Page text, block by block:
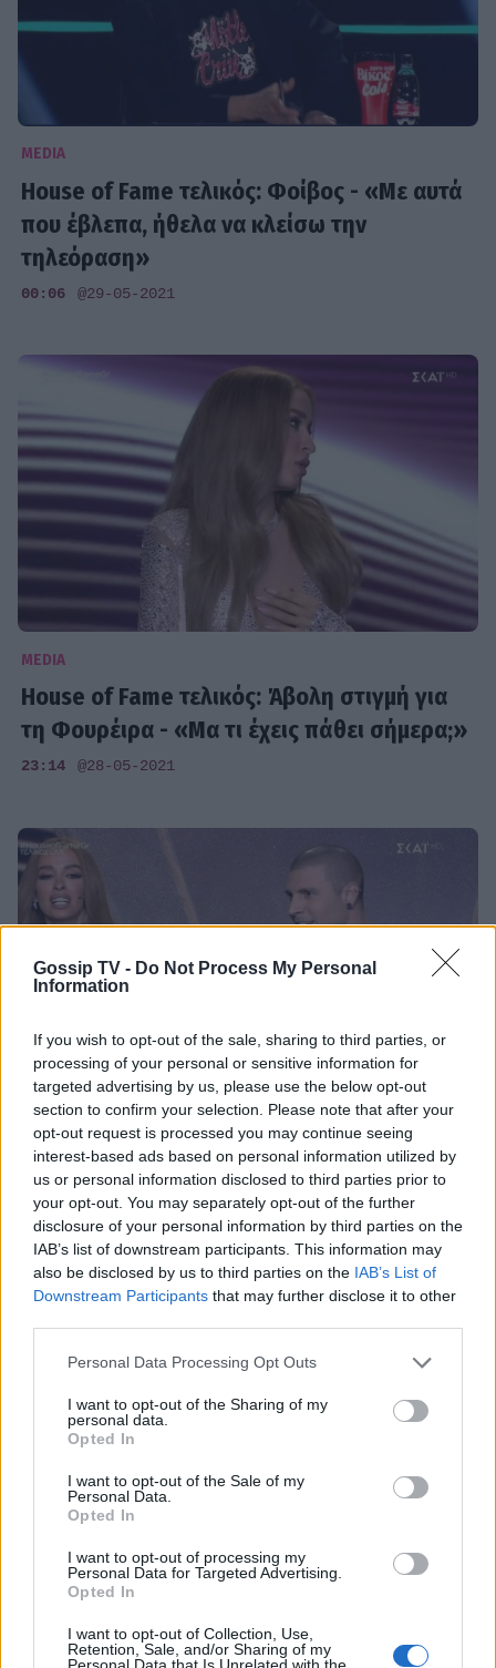
Gossip TV - Do Not Process My Personal
Information
If you wish to opt-out of the sale, sharing to third parties, or
processing of your personal or sensitive information for
targeted advertising by us, please use the below opt-out
section to confirm your selection. Please note that after your
opt-out request is processed you may continue seeing
interest-based ads based on personal information utilized by
us or personal information disclosed to third parties prior to
your opt-out. You may separately opt-out of the further
disclosure of your personal information by third parties on the
IAB’s list of downstream participants. This information may
also be disclosed by us to third parties on the IAB’s List of
Downstream Participants that may further disclose it to other
Personal Data Processing Opt Outs
I want to opt-out of the Sharing of my
personal data.
Opted In
I want to opt-out of the Sale of my
Personal Data.
Opted In
I want to opt-out of processing my
Personal Data for Targeted Advertising.
Opted In
I want to opt-out of Collection, Use,
Retention, Sale, and/or Sharing of my
Personal Data that Is Unrelated with the
MEDIA
House of Fame τελικός: Φοίβος - «Με αυτά
που έβλεπα, ήθελα να κλείσω την
τηλεόραση»
00:06 @29-05-2021
MEDIA
House of Fame τελικός: Άβολη στιγμή για
τη Φουρέιρα - «Μα τι έχεις πάθει σήμερα;»
23:14 @28-05-2021
MEDIA
House of Fame τελικός: O Sion είδε τις
αδερφές του και έπαθε πλάκα με την
αλλαγή τους
22:37 @28-05-2021